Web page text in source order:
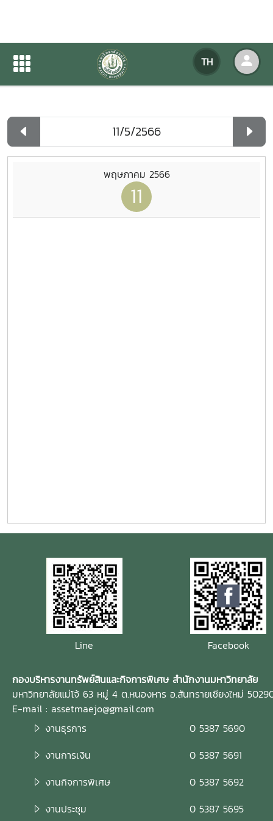
TH
ปฏิทินกิจกรรมของหน่วยงาน
ปฏิทินกิจกรรมของหน่วยงาน
พฤษภาคม 2566
11
Line Facebook
กองบริหารงานทรัพย์สินและกิจการพิเศษ สำนักงานมหาวิทยาลัย
มหาวิทยาลัยแม่โจ้ 63 หมู่ 4 ต.หนองหาร อ.สันทรายเชียงใหม่
E-mail : assetmaejo@gmail.com
งานธุรการ
0 5387 5690
งานการเงิน
0 5387 5691
งานกิจการพิเศษ
0 5387 5692
งานประชุม
0 5387 5695